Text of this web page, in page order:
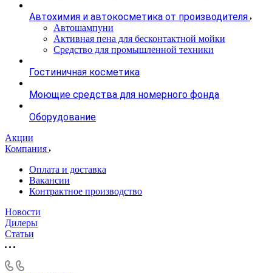
Автохимия и автокосметика от производителя
Автошампуни
Активная пена для бесконтактной мойки
Средство для промышленной техники
Гостиничная косметика
Моющие средства для номерного фонда
Оборудование
Акции
Компания
Оплата и доставка
Вакансии
Контрактное производство
Новости
Дилеры
Статьи